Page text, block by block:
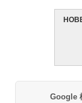
Google